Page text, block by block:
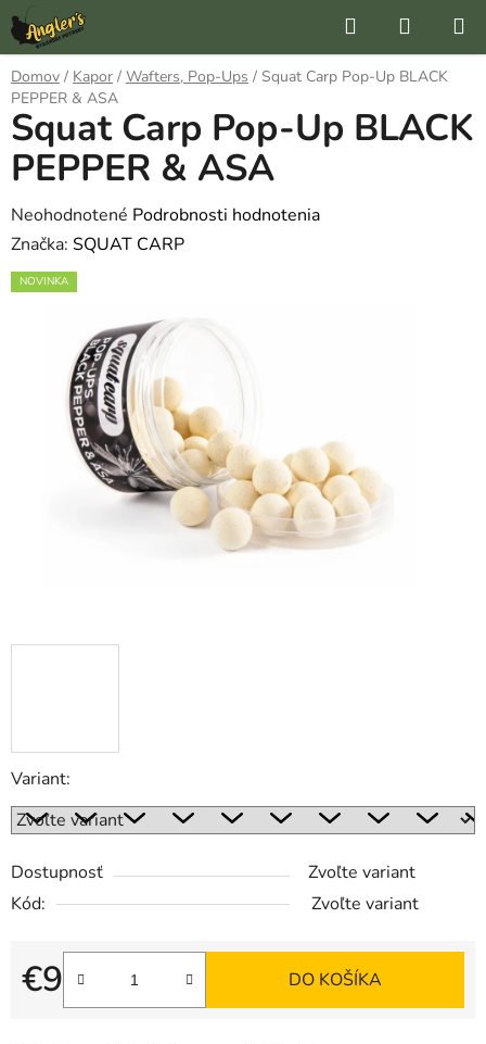
Prejsť
na
obsah
Hľadať
KOŠÍK
Domov / Kapor / Wafters, Pop-Ups / Squat Carp Pop-Up BLACK
PEPPER & ASA
Variant:
Dostupnosť
Zvoľte variant
Kód:
Zvoľte variant
€9
Jednotková cena:
DO KOŠÍKA
Squat Carp Pop-Up BLACK
PEPPER & ASA
Priemerné
hodnotenie
produktu
hviezdičiek.
Neohodnotené Podrobnosti hodnotenia
Značka: SQUAT CARP
NOVINKA